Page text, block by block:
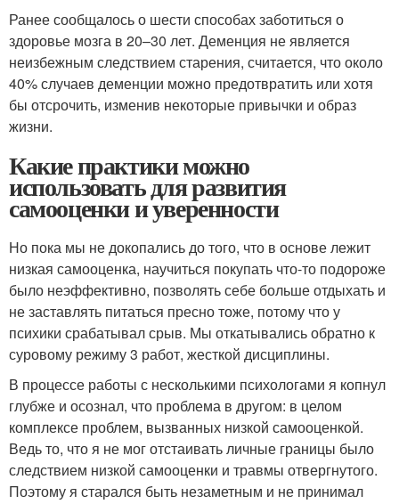
Ранее сообщалось о шести способах заботиться о
здоровье мозга в 20–30 лет. Деменция не является
неизбежным следствием старения, считается, что около
40% случаев деменции можно предотвратить или хотя
бы отсрочить, изменив некоторые привычки и образ
жизни.
Какие практики можно
использовать для развития
самооценки и уверенности
Но пока мы не докопались до того, что в основе лежит
низкая самооценка, научиться покупать что-то подороже
было неэффективно, позволять себе больше отдыхать и
не заставлять питаться пресно тоже, потому что у
психики срабатывал срыв. Мы откатывались обратно к
суровому режиму 3 работ, жесткой дисциплины.
В процессе работы с несколькими психологами я копнул
глубже и осознал, что проблема в другом: в целом
комплексе проблем, вызванных низкой самооценкой.
Ведь то, что я не мог отстаивать личные границы было
следствием низкой самооценки и травмы отвергнутого.
Поэтому я старался быть незаметным и не принимал